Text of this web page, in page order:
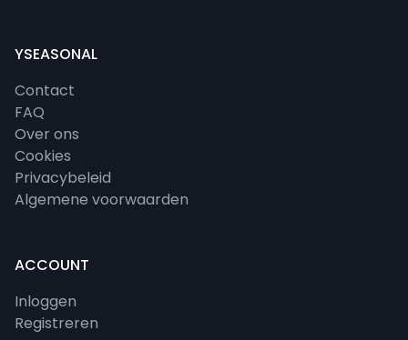
YSEASONAL
Contact
FAQ
Over ons
Cookies
Privacybeleid
Algemene voorwaarden
ACCOUNT
Inloggen
Registreren